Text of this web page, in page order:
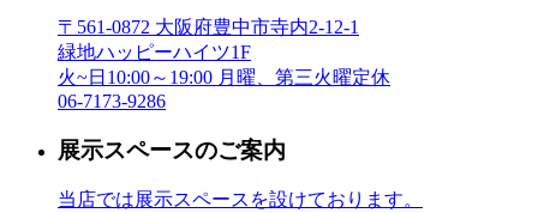
〒561-0872 大阪府豊中市寺内2-12-1
緑地ハッピーハイツ1F
火~日10:00～19:00 月曜、第三火曜定休
06-7173-9286
展示スペースのご案内
当店では展示スペースを設けております。